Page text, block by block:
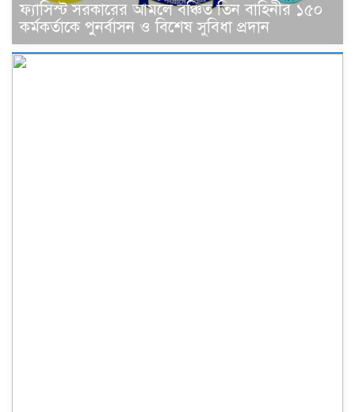
ফ্যাসিস্ট সরকারের আমলে বঞ্চিত তিন বাহিনীর ১৫০
কর্মকর্তাকে পুনর্বাসন ও বিশেষ সুবিধা প্রদান